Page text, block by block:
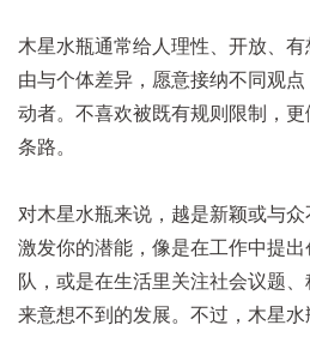
木星水瓶通常给人理性、开放、
由与个体差异，愿意接纳不同观
动者。不喜欢被既有规则限制，
条路。
对木星水瓶来说，越是新颖或与
激发你的潜能，像是在工作中提
队，或是在生活里关注社会议题
来意想不到的发展。 不过，木星